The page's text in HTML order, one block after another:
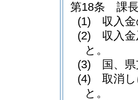
第18条
課
(1)
収入
(2)
収入
と。
(3)
国、
(4)
取消
と。